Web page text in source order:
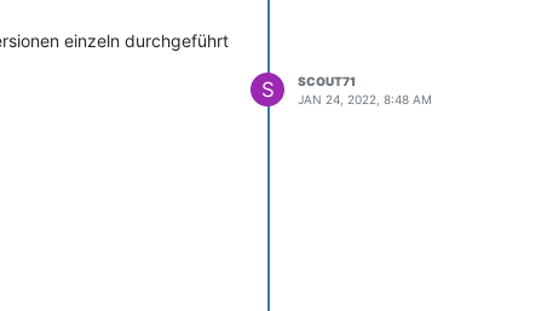
einzeln durchgeführt
S
SCOUT71
JAN 24, 2022, 8:48 AM